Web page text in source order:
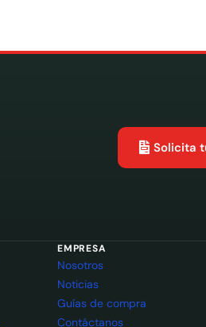
Solicita
EMPRESA
Nosotros
Noticias
Guías de compra
Contáctanos